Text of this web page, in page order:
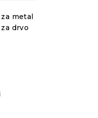
metal
drvo